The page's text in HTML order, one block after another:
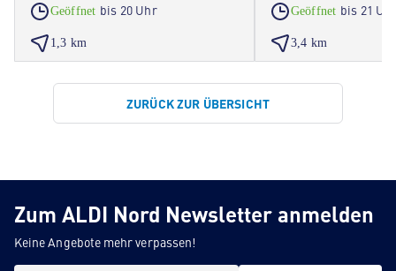
Geöffnet bis 20 Uhr
1,3 km
Geöffnet bis 21
3,4 km
ZURÜCK ZUR ÜBERSICHT
Zum ALDI Nord Newsletter anmelden
Keine Angebote mehr verpassen!